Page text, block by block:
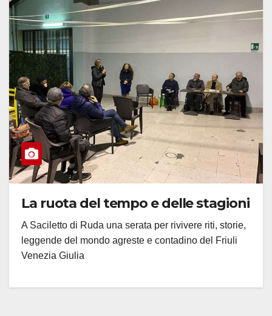
La ruota del tempo e delle stagioni
A Saciletto di Ruda una serata per rivivere riti, storie,
leggende del mondo agreste e contadino del Friuli
Venezia Giulia